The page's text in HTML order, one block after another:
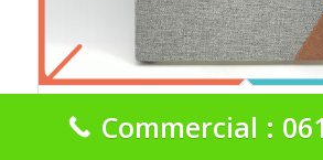
Notebook Rabat
د.م.40 Commercial :